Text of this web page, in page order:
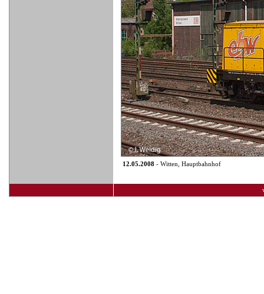
12.05.2008 - Witten, Hauptbahnhof